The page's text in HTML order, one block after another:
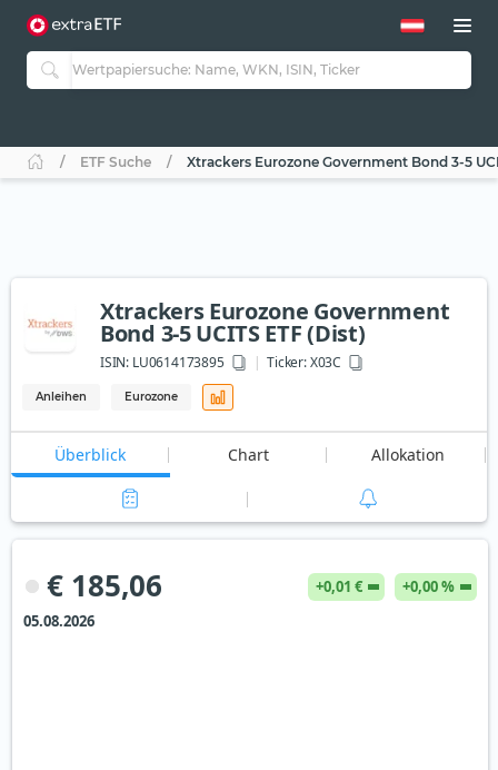
ETF Suche Xtrackers Eurozone Government Bond 3-5
Xtrackers Eurozone Government
Bond 3-5 UCITS ETF (Dist)
ISIN: LU0614173895 Ticker:X03C
Anleihen Eurozone
Überblick Chart Allokation
€ 185,06 +0,01 €
+0,00 %
05.08.2026